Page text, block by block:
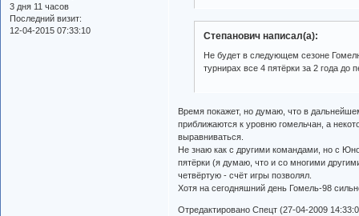
3 дня 11 часов
Последний визит:
12-04-2015 07:33:10
Степанович написал(а):
Не будет в следующем сезоне
турнирах все 4 пятёрки за 2 года до
Время покажет, но думаю, что в
приближаются к уровню гомельчан, а
выравниваться.
Не знаю как с другими командами, но с
пятёрки (я думаю, что и со многими
четвёртую - счёт игры позволял.
Хотя на сегодняшний день Гомель-98
Отредактировано Спецт (27-04-2009